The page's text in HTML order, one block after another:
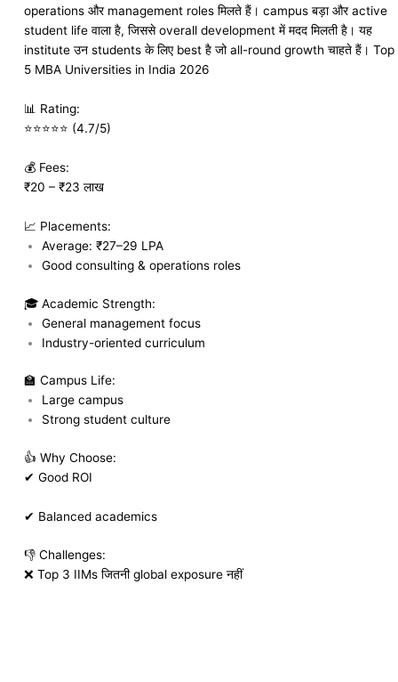
operations और management roles मिलते हैं। campus बड़ा और active
student life वाला है, जिससे overall development में मदद मिलती है। यह
institute उन students के लिए best है जो all-round growth चाहते हैं। Top
5 MBA Universities in India 2026
📊 Rating:
⭐⭐⭐⭐⭐ (4.7/5)
💰 Fees:
₹20 – ₹23 लाख
📈 Placements:
Average: ₹27–29 LPA
Good consulting & operations roles
🎓 Academic Strength:
General management focus
Industry-oriented curriculum
🏫 Campus Life:
Large campus
Strong student culture
👍 Why Choose:
✔ Good ROI
✔ Balanced academics
👎 Challenges:
❌ Top 3 IIMs जितनी global exposure नहीं